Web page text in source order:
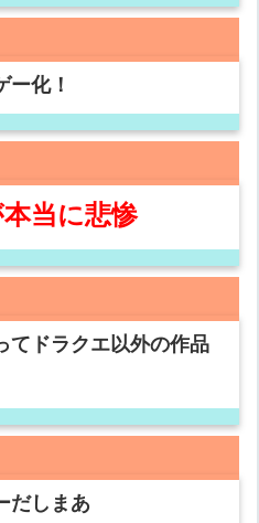
化！
当に悲惨
てドラクエ以外の作品
だしまあ